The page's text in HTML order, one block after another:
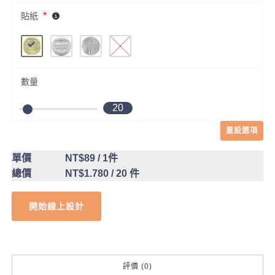
貼紙 *
數量
20
重設選項
單價 NT$89/ 1件
總價
NT$1.780/ 20 件
開始線上設計
評價 (0)